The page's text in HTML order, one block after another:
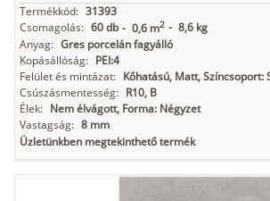
Termékkód: 31393
Csomagolás: 60 db - 0,6 m2 - 8,6 kg
Anyag: Gres porcelán fagyálló
Kopásállóság: PEI:4
Felület és mintázat: Kőhatású, Matt, Színcsoport:
Csúszásmentesség: R10, B
Élek: Nem élvágott, Forma: Négyzet
Vastagság: 8 mm
Üzletünkben megtekinthető termék